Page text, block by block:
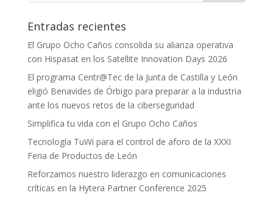
Entradas recientes
El Grupo Ocho Caños consolida su alianza operativa
con Hispasat en los Satellite Innovation Days 2026
El programa Centr@Tec de la Junta de Castilla y León
eligió Benavides de Órbigo para preparar a la industria
ante los nuevos retos de la ciberseguridad
Simplifica tu vida con el Grupo Ocho Caños
Tecnología TuWi para el control de aforo de la XXXI
Feria de Productos de León
Reforzamos nuestro liderazgo en comunicaciones
críticas en la Hytera Partner Conference 2025